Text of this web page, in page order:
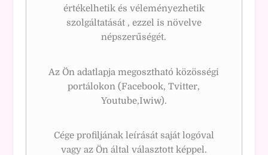
értékelhetik és véleményezhetik
szolgáltatását , ezzel is növelve
népszerűségét.
Az Ön adatlapja megosztható közösségi
portálokon (Facebook, Tvitter,
Youtube,Iwiw).
Cége profiljának leírását saját logóval
vagy az Ön által választott képpel.